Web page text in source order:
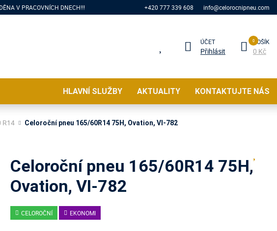
V PRACOVNÍCH DNECH!!! +420 777 339 608 info@celorocnipneu.com
ÚČET
Přihlásit
KOŠÍK
0 Kč
HLAVNÍ SLUŽBY AKTUALITY KONTAKTUJTE NÁS
R14 Celoroční pneu 165/60R14 75H, Ovation, VI-782
Celoroční pneu 165/60R14 75H,
Ovation, VI-782
CELOROČNÍ EKONOMI